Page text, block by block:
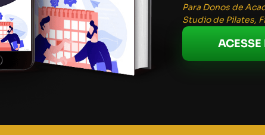
Para Donos de
Studio de Pilates,